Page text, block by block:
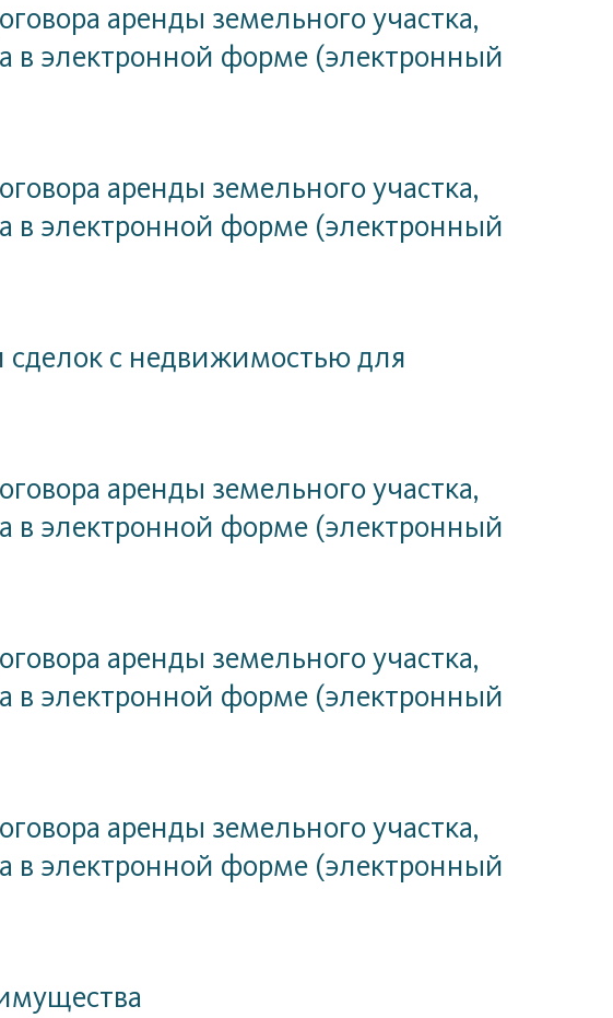
аренды земельного участка,
в электронной форме (электронный
аренды земельного участка,
в электронной форме (электронный
сделок с недвижимостью для
аренды земельного участка,
в электронной форме (электронный
аренды земельного участка,
в электронной форме (электронный
аренды земельного участка,
в электронной форме (электронный